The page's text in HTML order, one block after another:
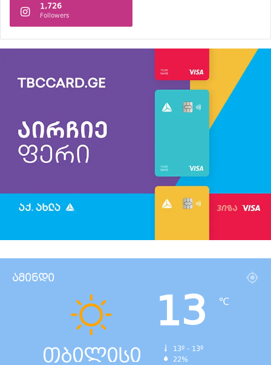
1,726
Followers
ამინდი
თბილისი
13 ℃
13º - 13º
22%